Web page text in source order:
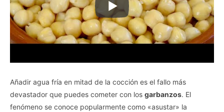
Añadir agua fría en mitad de la cocción es el fallo más
devastador que puedes cometer con los garbanzos. El
fenómeno se conoce popularmente como «asustar» la